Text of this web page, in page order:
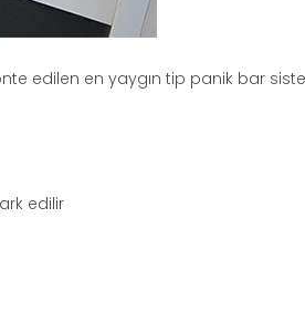
edilen en yaygın tip panik bar
edilir